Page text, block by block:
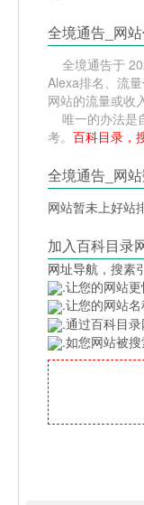
全境通告_网
全境通告于
Alexa排名、流
网站的流量或收
唯一的办法是
考。百科目录，
全境通告_网
网站暂未上好站
加入百科目录
网址导航 ，搜
.让您的网站
.让您的网站
.通过百科目
.如您网站被